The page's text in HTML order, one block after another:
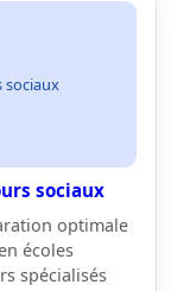
sociaux
sociaux
optimale
écoles
spécialisés